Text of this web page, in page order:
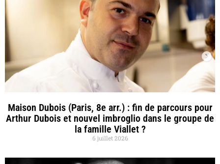
Maison Dubois (Paris, 8e arr.) : fin de parcours pour
Arthur Dubois et nouvel imbroglio dans le groupe de
la famille Viallet ?
6 juillet 2026